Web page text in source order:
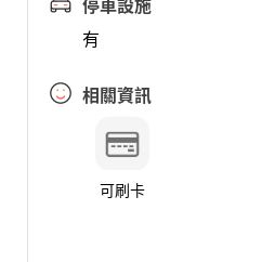
有
相關資訊
可刷卡